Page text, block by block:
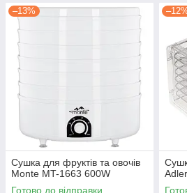
–13%
Сушка для фруктів та овочів
Monte MT-1663 600W
Готово до відправки